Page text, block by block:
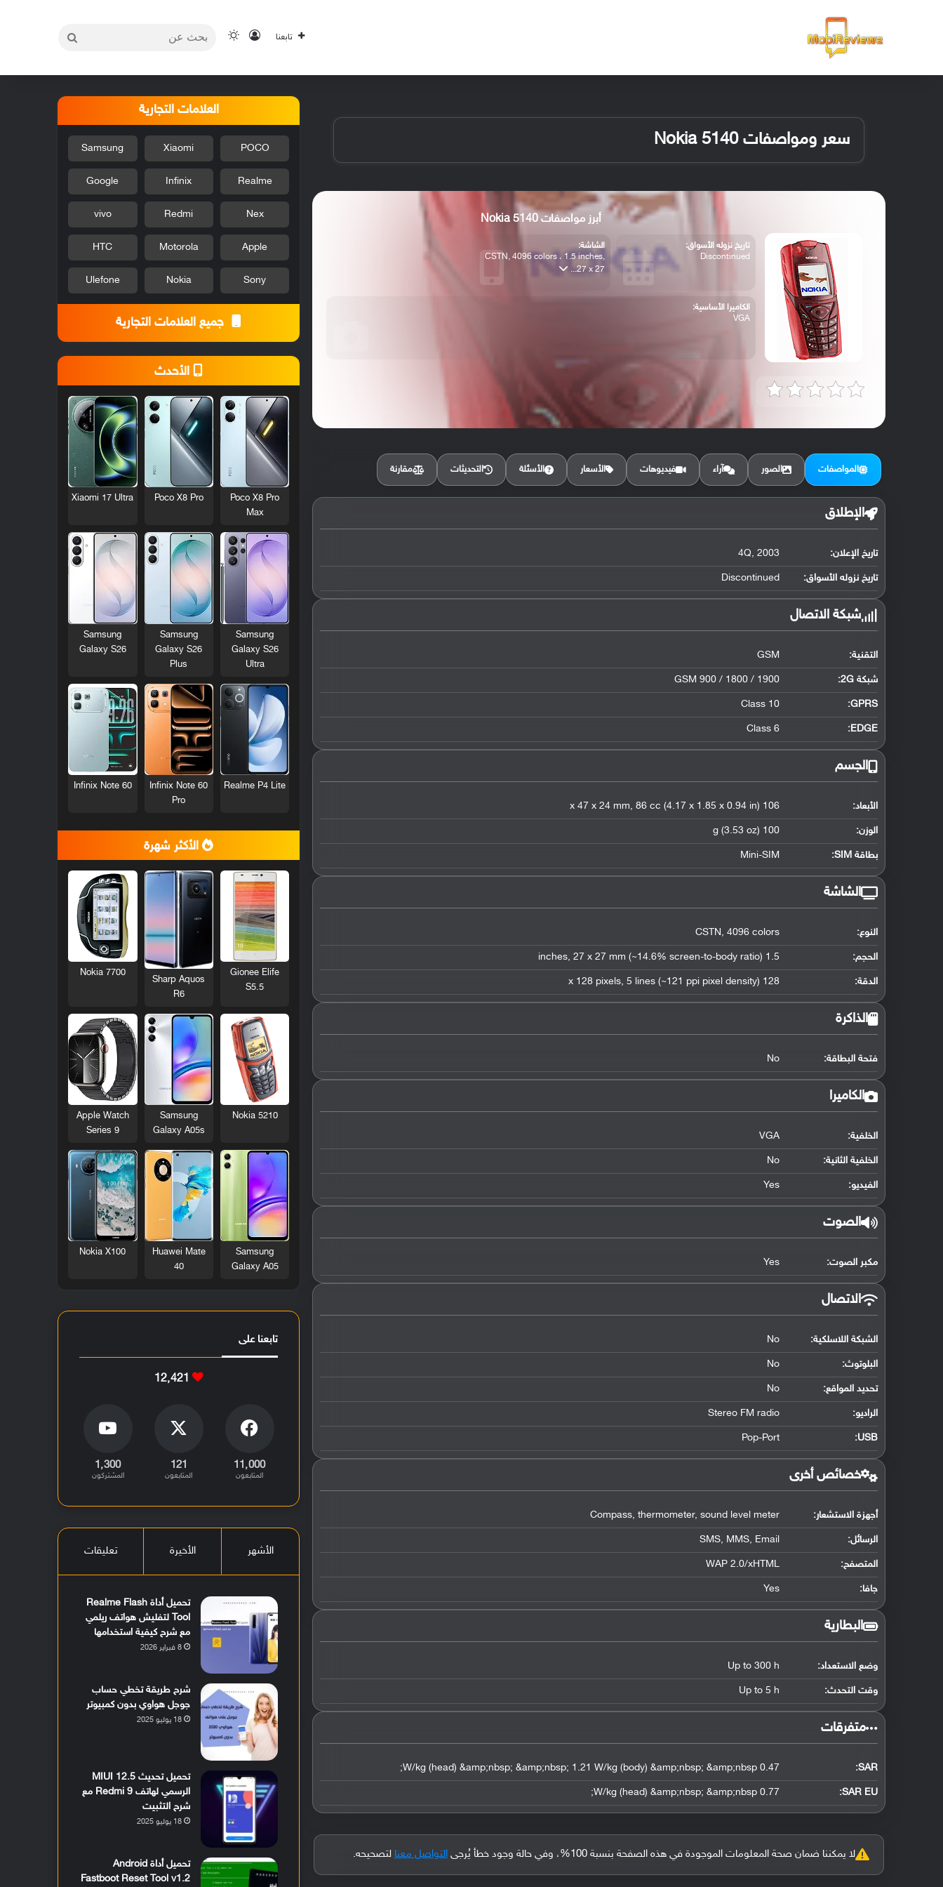
تابعنا تسجيل الدخول
الوضع المظلم
سعر ومواصفات Nokia 5140
أبرز مواصفات Nokia 5140
تاريخ نزوله الأسواق:
Discontinued
الشاشة:
CSTN, 4096 colors ، 1.5 inches,
27 x 27...
الكاميرا الأساسية:
VGA
المواصفات الصور آراء فيديوهات الأسعار الأسئلة التحديثات مقارنة
الإطلاق
تاريخ الإعلان: 4Q, 2003
تاريخ نزوله الأسواق: Discontinued
شبكة الاتصال
التقنية: GSM
شبكة 2G: GSM 900 / 1800 / 1900
GPRS:
Class 10
EDGE:
Class 6
الجسم
الأبعاد: 106 x 47 x 24 mm, 86 cc (4.17 x 1.85 x 0.94 in)
الوزن: 100 g (3.53 oz)
بطاقة SIM: Mini-SIM
الشاشة
النوع: CSTN, 4096 colors
الحجم: 1.5 inches, 27 x 27 mm (~14.6% screen-to-body ratio)
الدقة: 128 x 128 pixels, 5 lines (~121 ppi pixel density)
الذاكرة
فتحة البطاقة: No
الكاميرا
الخلفية: VGA
الخلفية الثانية: No
الفيديو: Yes
الصوت
مكبر الصوت: Yes
الاتصال
الشبكة اللاسلكية: No
البلوتوث:
No
تحديد المواقع:
No
الراديو: Stereo FM radio
USB
:
Pop-Port
خصائص أخرى
أجهزة الاستشعار: Compass, thermometer, sound level meter
الرسائل: SMS, MMS, Email
المتصفح: WAP 2.0/xHTML
جافا: Yes
البطارية
وضع الاستعداد: Up to 300 h
وقت التحدث: Up to 5 h
‏متفرقات‏
SAR
:
0.47 W/kg (head) &amp;nbsp; &amp;nbsp; 1.21 W/kg (body) &amp;nbsp; &amp;nbsp;
SAR EU:
0.77 W/kg (head) &amp;nbsp; &amp;nbsp;
لا يمكننا ضمان صحة المعلومات الموجودة في هذه الصفحة بنسبة 100%، وفي حالة وجود خطأ يُرجى التواصل معنا لتصحيحه.
العلامات التجارية
POCO
Xiaomi
Samsung
Realme
Infinix
Google
Nex
Redmi
vivo
Apple
Motorola
HTC
Sony
Nokia
Ulefone
جميع العلامات التجارية
الأحدث
Poco X8 Pro
Max
Poco X8 Pro
Xiaomi 17 Ultra
Samsung
Galaxy S26
Ultra
Samsung
Galaxy S26
Plus
Samsung
Galaxy S26
Realme P4 Lite
Infinix Note 60
Pro
Infinix Note 60
الأكثر شهرة
Gionee Elife
S5.5
Sharp Aquos
R6
Nokia 7700
Nokia 5210
Samsung
Galaxy A05s
Apple Watch
Series 9
Samsung
Galaxy A05
Huawei Mate
40
Nokia X100
تابعنا على
12٬421
11٬000
المتابعون
121
المتابعون
1٬300
المشتركون
الأشهر الأخيرة تعليقات
تحميل أداة Realme Flash
Tool لتفليش هواتف ريلمي
مع شرح كيفية استخدامها
8 فبراير 2026
شرح طريقة تخطي حساب
جوجل هواوي بدون كمبيوتر
18 يوليو 2025
تحميل تحديث MIUI 12.5
الرسمي لهاتف Redmi 9 مع
شرح التثبيت
18 يوليو 2025
تحميل أداة Android
Fastboot Reset Tool v1.2